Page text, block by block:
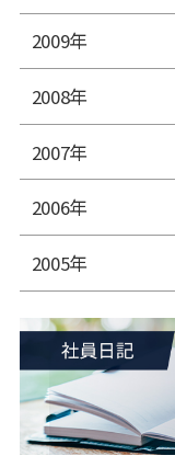
2009年
2008年
2007年
2006年
2005年